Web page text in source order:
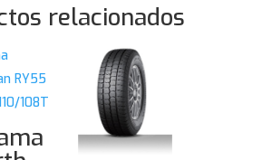
relacionados